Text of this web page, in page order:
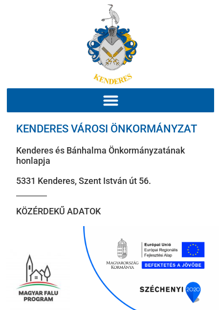
KENDERES VÁROSI ÖNKORMÁNYZAT
Kenderes és Bánhalma Önkormányzatának
honlapja
5331 Kenderes, Szent István út 56.
KÖZÉRDEKŰ ADATOK